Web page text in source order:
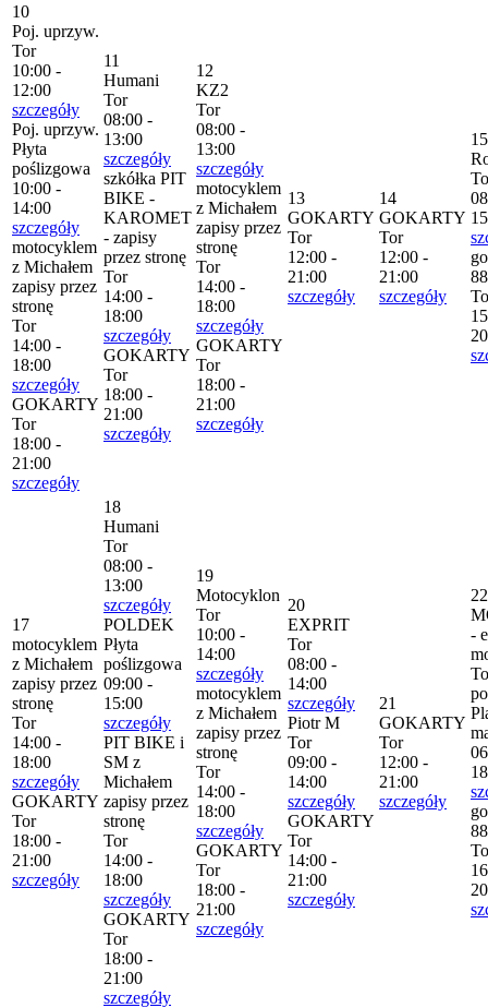
10
Poj. uprzyw.
Tor
10:00 -
12:00
szczegóły
Poj. uprzyw.
Płyta
poślizgowa
10:00 -
14:00
szczegóły
motocyklem
z Michałem
zapisy przez
stronę
Tor
14:00 -
18:00
szczegóły
GOKARTY
Tor
18:00 -
21:00
szczegóły
11
Humani
Tor
08:00 -
13:00
szczegóły
szkółka PIT
BIKE -
KAROMET
- zapisy
przez stronę
Tor
14:00 -
18:00
szczegóły
GOKARTY
Tor
18:00 -
21:00
szczegóły
12
KZ2
Tor
08:00 -
13:00
szczegóły
motocyklem
z Michałem
zapisy przez
stronę
Tor
14:00 -
18:00
szczegóły
GOKARTY
Tor
18:00 -
21:00
szczegóły
13
GOKARTY
Tor
12:00 -
21:00
szczegóły
14
GOKARTY
Tor
12:00 -
21:00
szczegóły
15
17
motocyklem
z Michałem
zapisy przez
stronę
Tor
14:00 -
18:00
szczegóły
GOKARTY
Tor
18:00 -
21:00
szczegóły
18
Humani
Tor
08:00 -
13:00
szczegóły
POLDEK
Płyta
poślizgowa
09:00 -
15:00
szczegóły
PIT BIKE i
SM z
Michałem
zapisy przez
stronę
Tor
14:00 -
18:00
szczegóły
GOKARTY
Tor
18:00 -
21:00
szczegóły
19
Motocyklon
Tor
10:00 -
14:00
szczegóły
motocyklem
z Michałem
zapisy przez
stronę
Tor
14:00 -
18:00
szczegóły
GOKARTY
Tor
18:00 -
21:00
szczegóły
20
EXPRIT
Tor
08:00 -
14:00
szczegóły
Piotr M
Tor
09:00 -
14:00
szczegóły
GOKARTY
Tor
14:00 -
21:00
szczegóły
21
GOKARTY
Tor
12:00 -
21:00
szczegóły
22
-